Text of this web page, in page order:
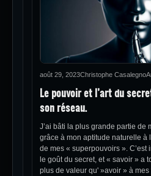
août 29, 2023Christophe Casalegno
Le pouvoir et l’art du
son réseau.
J’ai bâti la plus grande partie de
grâce à mon aptitude naturelle à
de mes « superpouvoirs ». C’est
le goût du secret, et « savoir » a
plus de valeur qu' »avoir » à